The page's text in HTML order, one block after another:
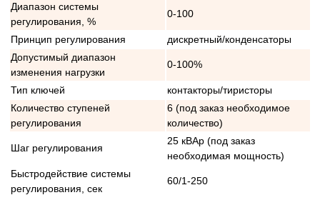
Диапазон системы
регулирования, %
0-100
Принцип регулирования
дискретный/конденсаторы
Допустимый диапазон
изменения нагрузки
0-100%
Тип ключей
контакторы/тиристоры
Количество ступеней
регулирования
6 (под заказ необходимое
количество)
Шаг регулирования
25 кВАр (под заказ
необходимая мощность)
Быстродействие системы
регулирования, сек
60/1-250